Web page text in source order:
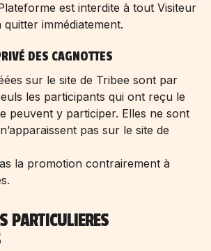
est interdite à tout Visiteur
immédiatement.
DES CAGNOTTES
sur le site de Tribee sont par
les participants qui ont reçu le
peuvent y participer. Elles ne sont
pas sur le site de
la promotion contrairement à
PARTICULIERES